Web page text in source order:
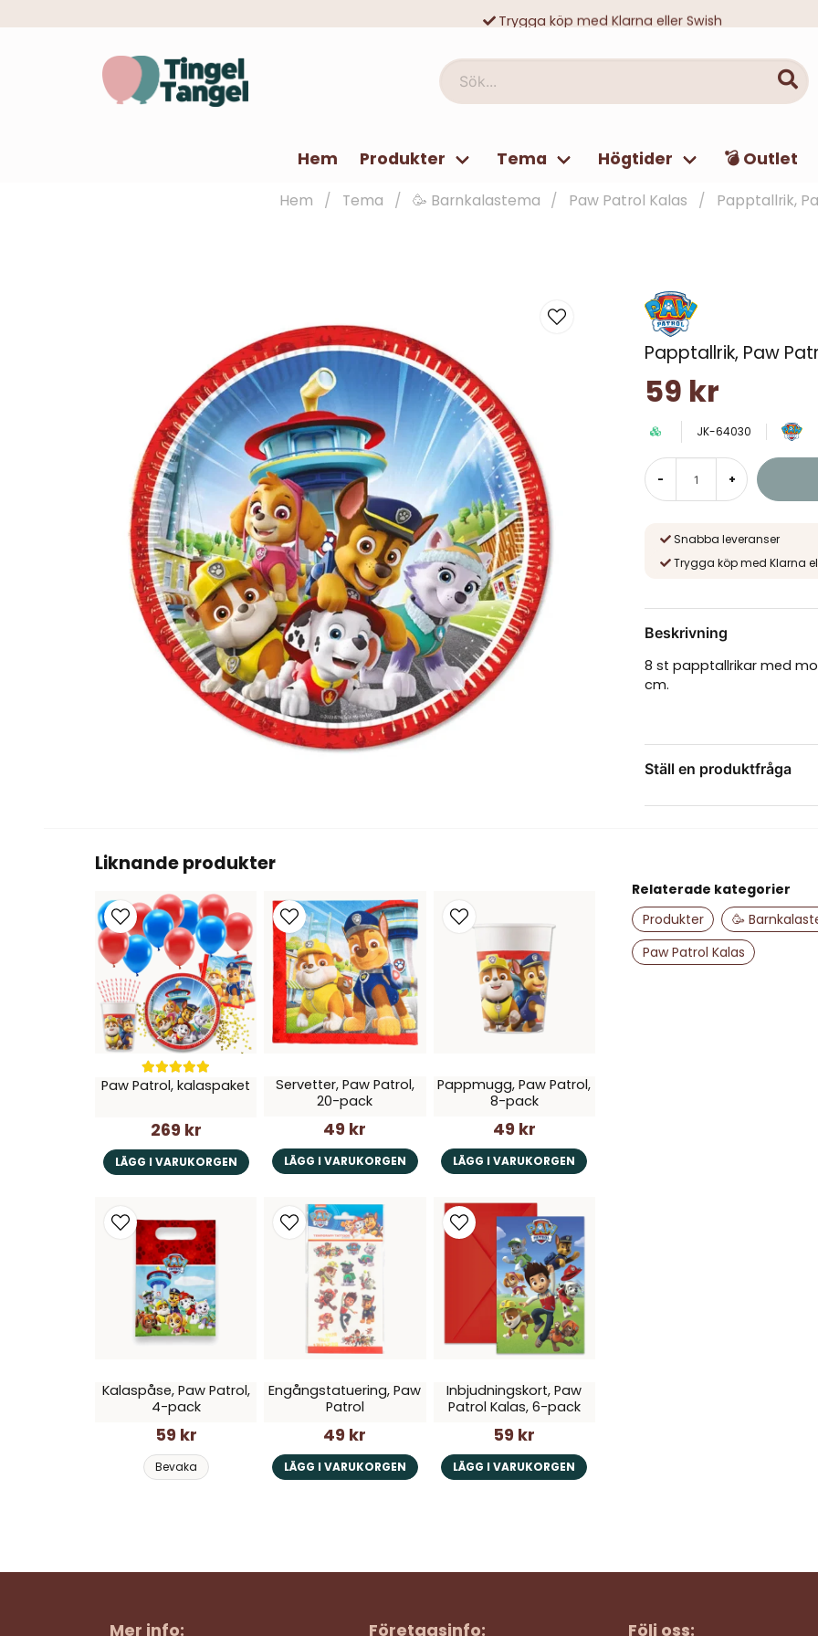
Trygga köp med Klarna eller Swish
Sök...
Hem Produkter Tema Högtider 💣 Outlet
Hem Tema 🥳 Barnkalastema Paw Patrol Kalas Papptallrik,
Papptallrik, Paw
59 kr
JK-64030
- +
Snabba leveranser
Trygga köp med Klarna
Beskrivning
8 st papptallrikar med
cm.
Ställ en produktfråga
name
Namn
Liknande produkter
Paw Patrol, kalaspaket
269 kr
LÄGG I VARUKORGEN
Servetter, Paw Patrol,
20-pack
49 kr
LÄGG I VARUKORGEN
Pappmugg, Paw Patrol,
8-pack
49 kr
LÄGG I VARUKORGEN
Kalaspåse, Paw Patrol,
4-pack
59 kr
Bevaka
Engångstatuering, Paw
Patrol
49 kr
LÄGG I VARUKORGEN
Inbjudningskort, Paw
Patrol Kalas, 6-pack
59 kr
LÄGG I VARUKORGEN
Relaterade kategorier
Produkter
🥳
Paw Patrol Kalas
Mer info: Företagsinfo: Följ oss: